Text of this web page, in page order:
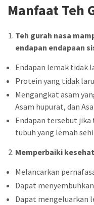
Manfaat Teh
Teh gurah nasa
endapan endapaan
Endapan lemak tidak
Protein yang tidak
Mengangkat asam
Asam hupurat, dan
Endapan tersebut
tubuh yang lemah
Memperbaiki
Melancarkan
Dapat
Dapat mengeluarkan